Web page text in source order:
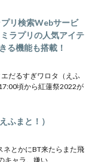
プリ検索Webサービ
ラプリの人気アイテ
る機能も搭載！
だるすぎワロタ（えふ
頃から紅蓮祭2022が
ふまと！）
ネとかにBT来たらまた飛
キャラ、嫌い